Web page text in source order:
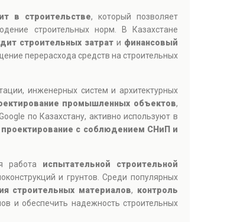
в строительстве, который позволяет
строительных норм. В Казахстане
строительных затрат и финансовый
перерасхода средств на строительных
инженерных систем и архитектурных
промышленных объектов,
по Казахстану, активно используют в
проектирование с соблюдением СНиП и
работа испытательной строительной
и грунтов. Среди популярных
строительных материалов, контроль
и обеспечить надежность строительных